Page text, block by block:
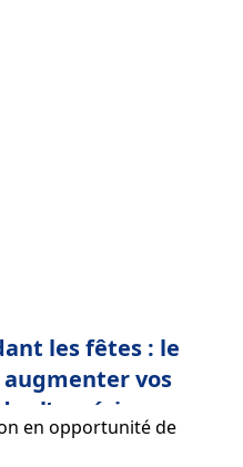
les fêtes : le
vos
l’expérience
en opportunité de